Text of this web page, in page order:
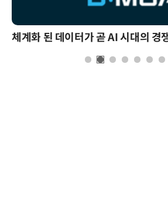
체계화 된 데이터가 곧 AI 시대의 경